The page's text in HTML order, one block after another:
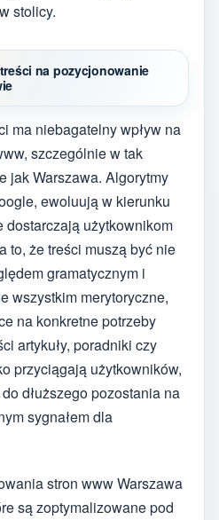
stolicy.
na pozycjonowanie
ma niebagatelny wpływ na
szczególnie w tak
jak Warszawa. Algorytmy
ewoluują w kierunku
dostarczają użytkownikom
to, że treści muszą być nie
gramatycznym i
wszystkim merytoryczne,
na konkretne potrzeby
artykuły, poradniki czy
przyciągają użytkowników,
dłuższego pozostania na
sygnałem dla
stron www Warszawa
są zoptymalizowane pod